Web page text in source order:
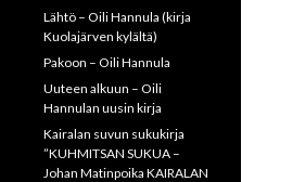
Lähtö – Oili Hannula (kirja
Kuolajärven kylältä)
Pakoon – Oili Hannula
Uuteen alkuun – Oili
Hannulan uusin kirja
Kairalan suvun sukukirja
”KUHMITSAN SUKUA –
Johan Matinpoika KAIRALAN